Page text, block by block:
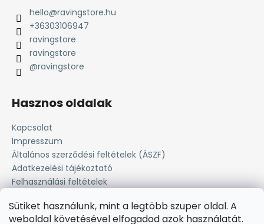
Sütiket használunk, mint a legtöbb szuper oldal. A
weboldal követésével elfogadod azok használatát.
hello@ravingstore.hu
+36303106947
ravingstore
ravingstore
@ravingstore
Hasznos oldalak
Kapcsolat
Impresszum
Általános szerződési feltételek (ÁSZF)
Adatkezelési tájékoztató
Felhasználási feltételek
Fizetési lehetőség